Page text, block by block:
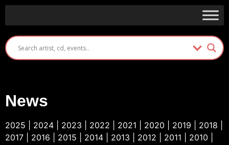
News
2025 2024 2023 2022 2021 2020 2019 2018
2017
2016 2015 2014 2013 2012 2011 2010